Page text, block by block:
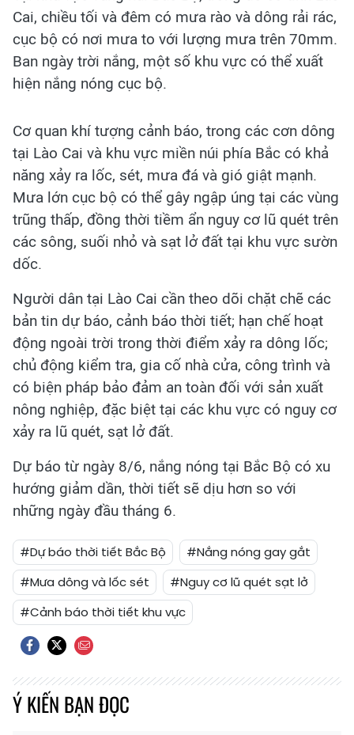
Cai, chiều tối và đêm có mưa rào và dông rải rác,
cục bộ có nơi mưa to với lượng mưa trên 70mm.
Ban ngày trời nắng, một số khu vực có thể xuất
hiện nắng nóng cục bộ.
Cơ quan khí tượng cảnh báo, trong các cơn dông
tại Lào Cai và khu vực miền núi phía Bắc có khả
năng xảy ra lốc, sét, mưa đá và gió giật mạnh.
Mưa lớn cục bộ có thể gây ngập úng tại các vùng
trũng thấp, đồng thời tiềm ẩn nguy cơ lũ quét trên
các sông, suối nhỏ và sạt lở đất tại khu vực sườn
dốc.
Người dân tại Lào Cai cần theo dõi chặt chẽ các
bản tin dự báo, cảnh báo thời tiết; hạn chế hoạt
động ngoài trời trong thời điểm xảy ra dông lốc;
chủ động kiểm tra, gia cố nhà cửa, công trình và
có biện pháp bảo đảm an toàn đối với sản xuất
nông nghiệp, đặc biệt tại các khu vực có nguy cơ
xảy ra lũ quét, sạt lở đất.
Dự báo từ ngày 8/6, nắng nóng tại Bắc Bộ có xu
hướng giảm dần, thời tiết sẽ dịu hơn so với
những ngày đầu tháng 6.
#Dự báo thời tiết Bắc Bộ
#Nắng nóng gay gắt
#Mưa dông và lốc sét
#Nguy cơ lũ quét sạt lở
#Cảnh báo thời tiết khu vực
Ý KIẾN BẠN ĐỌC